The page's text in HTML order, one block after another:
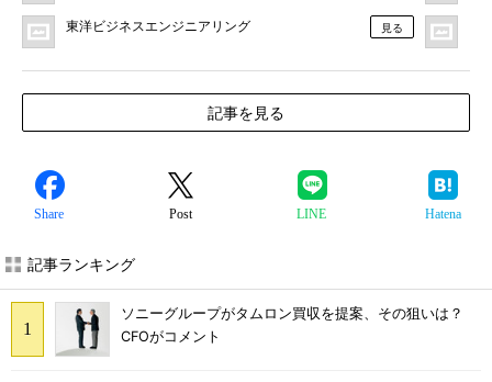
東洋ビジネスエンジニアリング 見る
記事を見る
Share Post LINE Hatena
記事ランキング
ソニーグループがタムロン買収を提案、その狙いは？
CFOがコメント